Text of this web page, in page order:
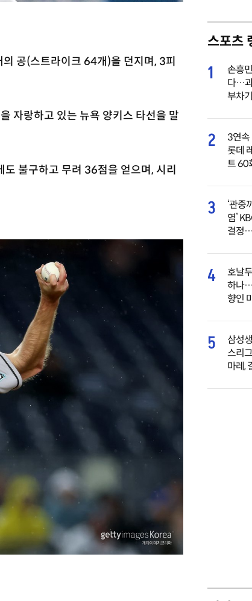
공(스트라이크 64개)을 던지며, 3피
자랑하고 있는 뉴욕 양키스 타선을 말
불구하고 무려 36점을 얻으며, 시리
스포츠
1
손흥
다…
부차
2
3연속
롯데
트 60
3
‘관중
염’
결정
4
호날
하나…
향인
5
삼성
스리
마레,